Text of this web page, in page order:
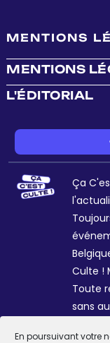
En poursuivant votre
MENTIONS
MENTIONS
L'ÉDITORIAL
Ça
Culte !
Toute
sans